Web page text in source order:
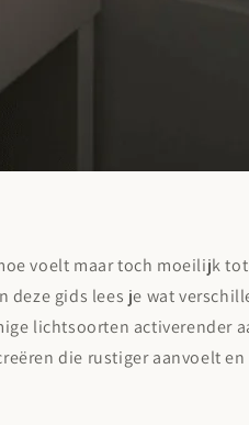
voelt maar toch moeilijk
gids lees je wat
lichtsoorten activerender
die rustiger aanvoelt